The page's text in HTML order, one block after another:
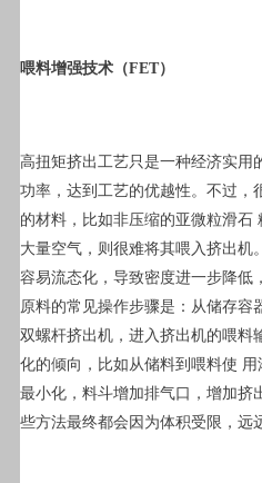
喂料增强技术（FET）
高扭矩挤出工艺只是一种经济实用
功率，达到工艺的优越性。不过，
的材料，比如非压缩的亚微粒滑石
大量空气，则很难将其喂入挤出机
容易流态化，导致密度进一步降低
原料的常见操作步骤是：从储存容
双螺杆挤出机，进入挤出机的喂料
化的倾向，比如从储料到喂料使
最小化，料斗增加排气口，增加挤
些方法最终都会因为体积受限，远